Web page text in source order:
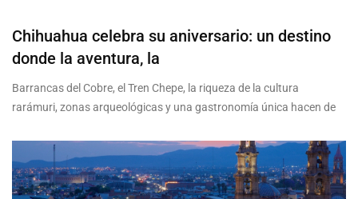
Chihuahua celebra su aniversario: un destino
donde la aventura, la
Barrancas del Cobre, el Tren Chepe, la riqueza de la cultura
rarámuri, zonas arqueológicas y una gastronomía única hacen de